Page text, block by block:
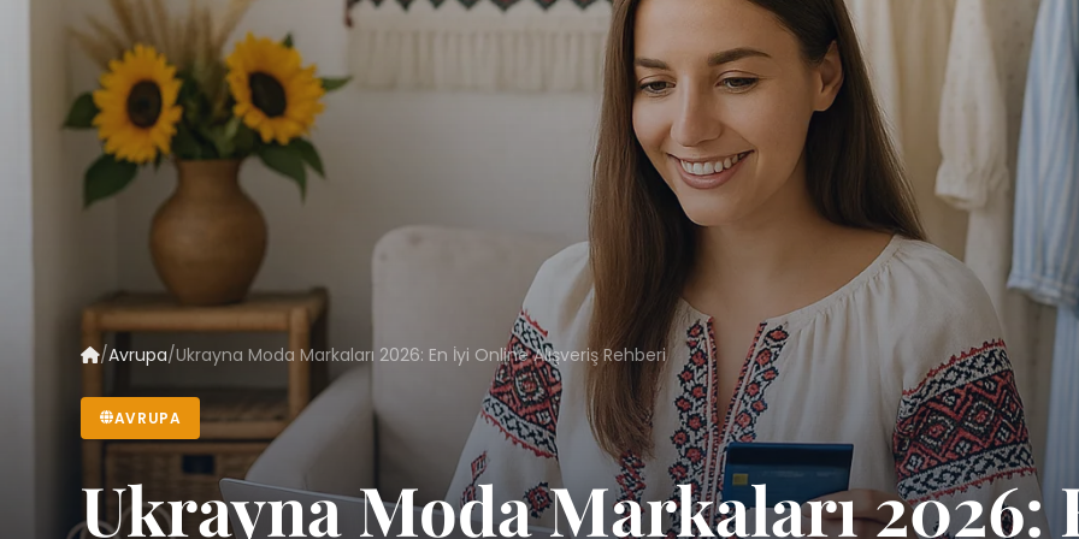
/Avrupa/Ukrayna Moda Markaları 2026: En İyi Online Alışveriş Rehberi
AVRUPA
Ukrayna Moda Markaları 2026: